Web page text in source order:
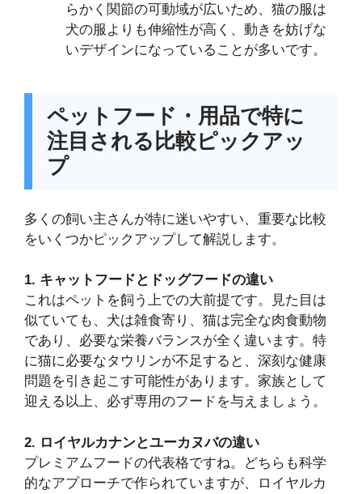
らかく関節の可動域が広いため、猫の服は
犬の服よりも伸縮性が高く、動きを妨げな
いデザインになっていることが多いです。
ペットフード・用品で特に
注目される比較ピックアッ
プ
多くの飼い主さんが特に迷いやすい、重要な比較
をいくつかピックアップして解説します。
1. キャットフードとドッグフードの違い
これはペットを飼う上での大前提です。見た目は
似ていても、犬は雑食寄り、猫は完全な肉食動物
であり、必要な栄養バランスが全く違います。特
に猫に必要なタウリンが不足すると、深刻な健康
問題を引き起こす可能性があります。家族として
迎える以上、必ず専用のフードを与えましょう。
2. ロイヤルカナンとユーカヌバの違い
プレミアムフードの代表格ですね。どちらも科学
的なアプローチで作られていますが、ロイヤルカ